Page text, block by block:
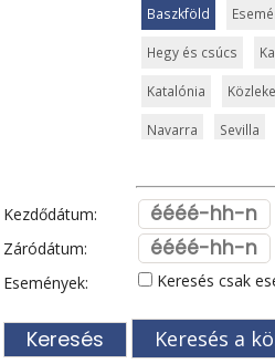
Baszkföld
Hegy és csúcs
Katalónia
Navarra Sevilla
Valencia Vár és
Vidámpark
Kezdődátum:
Záródátum:
Események:
Keresés csak
Keresés a